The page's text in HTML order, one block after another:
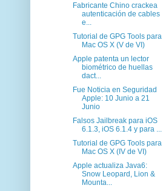
Fabricante Chino crackea
autenticación de cables
e...
Tutorial de GPG Tools para
Mac OS X (V de VI)
Apple patenta un lector
biométrico de huellas
dact...
Fue Noticia en Seguridad
Apple: 10 Junio a 21
Junio
Falsos Jailbreak para iOS
6.1.3, iOS 6.1.4 y para ...
Tutorial de GPG Tools para
Mac OS X (IV de VI)
Apple actualiza Java6:
Snow Leopard, Lion &
Mounta...